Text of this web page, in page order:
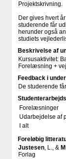
Projektskrivning.
Der gives hvert
studerende får
herunder også
studiets
Beskrivelse af
Kursusaktivitet:
Forelæsning +
Feedback i
De studerende
Forelæsninger
Udarbejdelse af
I alt
Foreløbig
Justesen, L., &
Forlag